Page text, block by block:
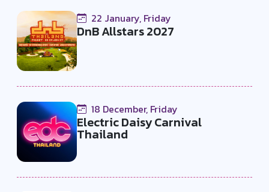
22 January, Friday
DnB Allstars 2027
18 December, Friday
Electric Daisy Carnival
Thailand